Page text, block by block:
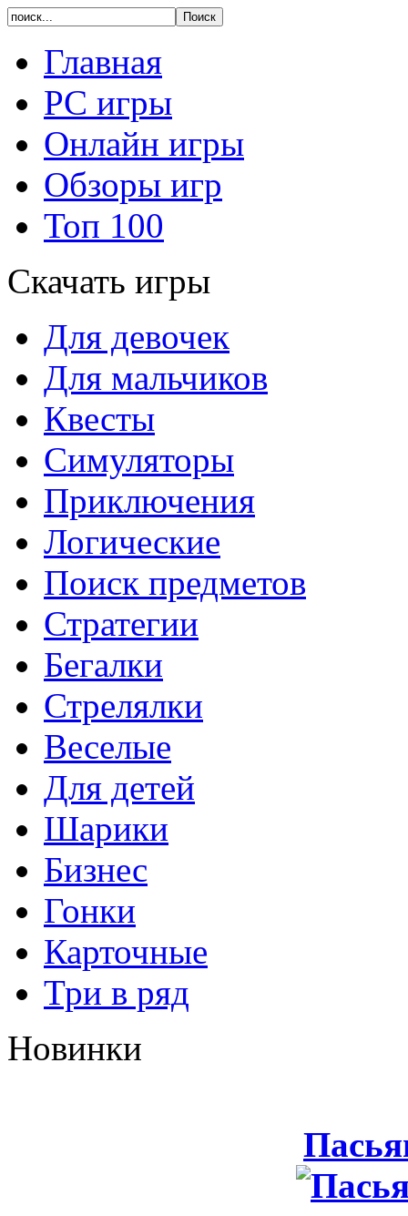
Главная
PC игры
Онлайн игры
Обзоры игр
Топ 100
Скачать игры
Для девочек
Для мальчиков
Квесты
Симуляторы
Приключения
Логические
Поиск предметов
Стратегии
Бегалки
Стрелялки
Веселые
Для детей
Шарики
Бизнес
Гонки
Карточные
Три в ряд
Новинки